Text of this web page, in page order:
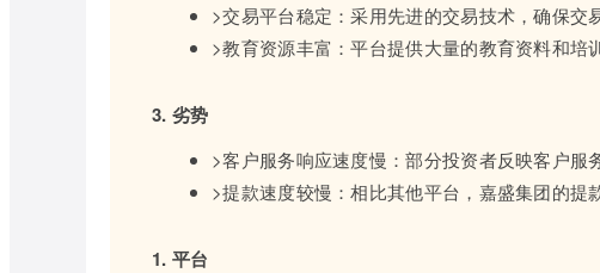
>交易平台稳定：采用先进的交易技术，确保交
>教育资源丰富：平台提供大量的教育资料和培
3. 劣势
>客户服务响应速度慢：部分投资者反映客户服
>提款速度较慢：相比其他平台，嘉盛集团的提
1. 平台